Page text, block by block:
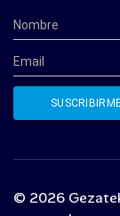
© 2026